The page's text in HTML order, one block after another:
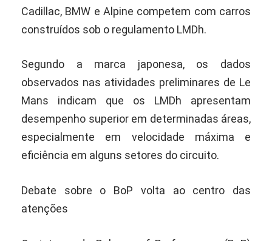
Cadillac, BMW e Alpine competem com carros
construídos sob o regulamento LMDh.
Segundo a marca japonesa, os dados
observados nas atividades preliminares de Le
Mans indicam que os LMDh apresentam
desempenho superior em determinadas áreas,
especialmente em velocidade máxima e
eficiência em alguns setores do circuito.
Debate sobre o BoP volta ao centro das
atenções